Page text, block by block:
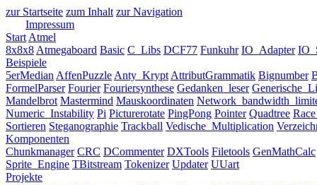
zur Startseite zum Inhalt zur Navigation
Impressum
Start Atmel
8x8x8 Atmegaboard Basic C_Libs DCF77 Funkuhr IO_Adapter
Beispiele
5erMedian AffenPuzzle Anty_Krypt AttributGrammatik Bignumber
FormelParser Fourier Fouriersynthese Gedanken_leser
Mandelbrot Mastermind Mauskoordinaten
Numeric_Instability Pi Picturerotate PingPong Pointer Quadtree
Sortieren Steganographie Trackball Vedische_Multiplication
Komponenten
Chunkmanager CRC DCommenter DXTools Filetools GenMathCalc
Sprite_Engine TBitstream Tokenizer Updater UUart
Projekte